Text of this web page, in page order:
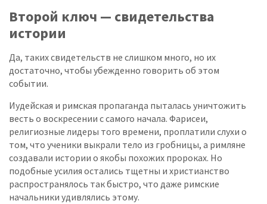
Второй ключ — свидетельства
истории
Да, таких свидетельств не слишком много, но их
достаточно, чтобы убежденно говорить об этом
событии.
Иудейская и римская пропаганда пыталась уничтожить
весть о воскресении с самого начала. Фарисеи,
религиозные лидеры того времени, проплатили слухи о
том, что ученики выкрали тело из гробницы, а римляне
создавали истории о якобы похожих пророках. Но
подобные усилия остались тщетны и христианство
распространялось так быстро, что даже римские
начальники удивлялись этому.